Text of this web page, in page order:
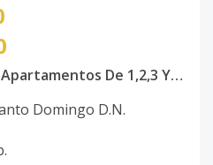
Elegante Proyecto De Apartamentos De 1,2,3 Y 4 Habitaciones Sector ENSANCHE PARAISO en Santo Domingo D.N A 100 MTS DE LA AV. WINSTON CHURCHUL. TAMBIEN A 300MTS DE LA KENNEDY.
Domingo D.N.